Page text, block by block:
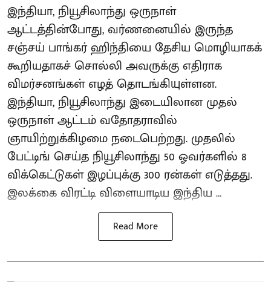
இந்தியா, நியூசிலாந்து ஒருநாள்
ஆட்டத்தின்போது, வர்ணனையில் இருந்த
சஞ்சய் பாங்கர் ஹிந்தியை தேசிய மொழியாகக்
கூறியதாகச் சொல்லி அவருக்கு எதிராக
விமர்சனங்கள் எழத் தொடங்கியுள்ளன.
இந்தியா, நியூசிலாந்து இடையிலான முதல்
ஒருநாள் ஆட்டம் வதோதராவில்
ஞாயிற்றுக்கிழமை நடைபெற்றது. முதலில்
பேட்டிங் செய்த நியூசிலாந்து 50 ஓவர்களில் 8
விக்கெட்டுகள் இழப்புக்கு 300 ரன்கள் எடுத்தது.
இலக்கை விரட்டி விளையாடிய இந்திய ...
Read More